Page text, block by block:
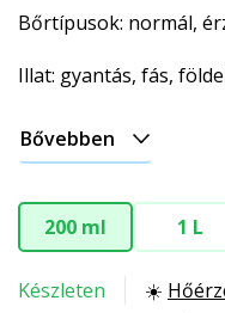
Bőrtípusok: normál,
Illat: gyantás, fás,
Bővebben
200 ml 1 L
Készleten ☀️